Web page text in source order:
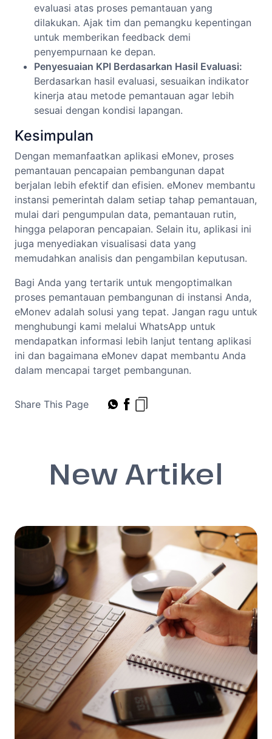
evaluasi atas proses pemantauan yang
dilakukan. Ajak tim dan pemangku kepentingan
untuk memberikan feedback demi
penyempurnaan ke depan.
Penyesuaian KPI Berdasarkan Hasil Evaluasi:
Berdasarkan hasil evaluasi, sesuaikan indikator
kinerja atau metode pemantauan agar lebih
sesuai dengan kondisi lapangan.
Kesimpulan
Dengan memanfaatkan aplikasi eMonev, proses
pemantauan pencapaian pembangunan dapat
berjalan lebih efektif dan efisien. eMonev membantu
instansi pemerintah dalam setiap tahap pemantauan,
mulai dari pengumpulan data, pemantauan rutin,
hingga pelaporan pencapaian. Selain itu, aplikasi ini
juga menyediakan visualisasi data yang
memudahkan analisis dan pengambilan keputusan.
Bagi Anda yang tertarik untuk mengoptimalkan
proses pemantauan pembangunan di instansi Anda,
eMonev adalah solusi yang tepat. Jangan ragu untuk
menghubungi kami melalui WhatsApp untuk
mendapatkan informasi lebih lanjut tentang aplikasi
ini dan bagaimana eMonev dapat membantu Anda
dalam mencapai target pembangunan.
Share This Page
New Artikel